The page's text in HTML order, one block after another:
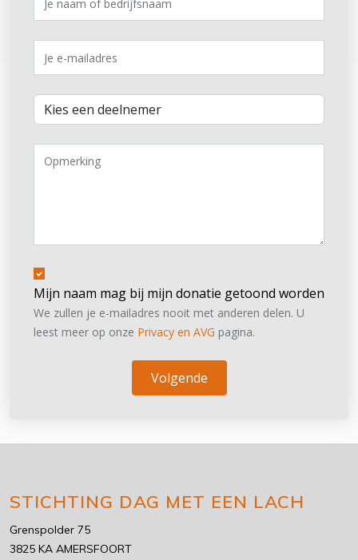
Mijn naam mag bij mijn donatie getoond worden
We zullen je e-mailadres nooit met anderen delen. U
leest meer op onze Privacy en AVG pagina.
Volgende
STICHTING DAG MET EEN LACH
Grenspolder 75
3825 KA AMERSFOORT